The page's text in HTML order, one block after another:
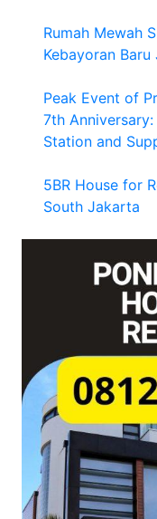
Rumah Mewah
Kebayoran
Peak Event of
7th Anniversary:
Station and
5BR House for
South Jakarta